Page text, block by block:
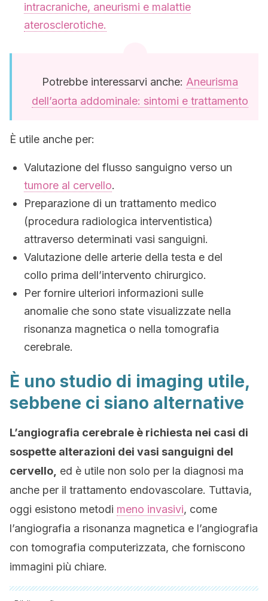
intracraniche, aneurismi e malattie
aterosclerotiche.
Potrebbe interessarvi anche: Aneurisma
dell’aorta addominale: sintomi e trattamento
È utile anche per:
Valutazione del flusso sanguigno verso un
tumore al cervello.
Preparazione di un trattamento medico
(procedura radiologica interventistica)
attraverso determinati vasi sanguigni.
Valutazione delle arterie della testa e del
collo prima dell’intervento chirurgico.
Per fornire ulteriori informazioni sulle
anomalie che sono state visualizzate nella
risonanza magnetica o nella tomografia
cerebrale.
È uno studio di imaging utile,
sebbene ci siano alternative
L’angiografia cerebrale è richiesta nei casi di
sospette alterazioni dei vasi sanguigni del
cervello, ed è utile non solo per la diagnosi ma
anche per il trattamento endovascolare. Tuttavia,
oggi esistono metodi meno invasivi, come
l’angiografia a risonanza magnetica e l’angiografia
con tomografia computerizzata, che forniscono
immagini più chiare.